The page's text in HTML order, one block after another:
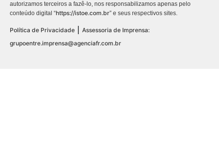
autorizamos terceiros a fazê-lo, nos responsabilizamos apenas pelo
conteúdo digital “https://istoe.com.br” e seus respectivos sites.
Política de Privacidade
Assessoria de Imprensa:
grupoentre.imprensa@agenciafr.com.br